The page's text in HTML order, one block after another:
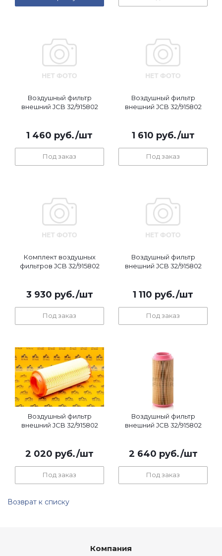
Воздушный фильтр
внешний JCB 32/915802
1 460 руб./шт
Под заказ
Воздушный фильтр
внешний JCB 32/915802
1 610 руб./шт
Под заказ
Комплект воздушных
фильтров JCB 32/915802
3 930 руб./шт
Под заказ
Воздушный фильтр
внешний JCB 32/915802
1 110 руб./шт
Под заказ
Воздушный фильтр
внешний JCB 32/915802
2 020 руб./шт
Под заказ
Воздушный фильтр
внешний JCB 32/915802
2 640 руб./шт
Под заказ
Возврат к списку
Компания